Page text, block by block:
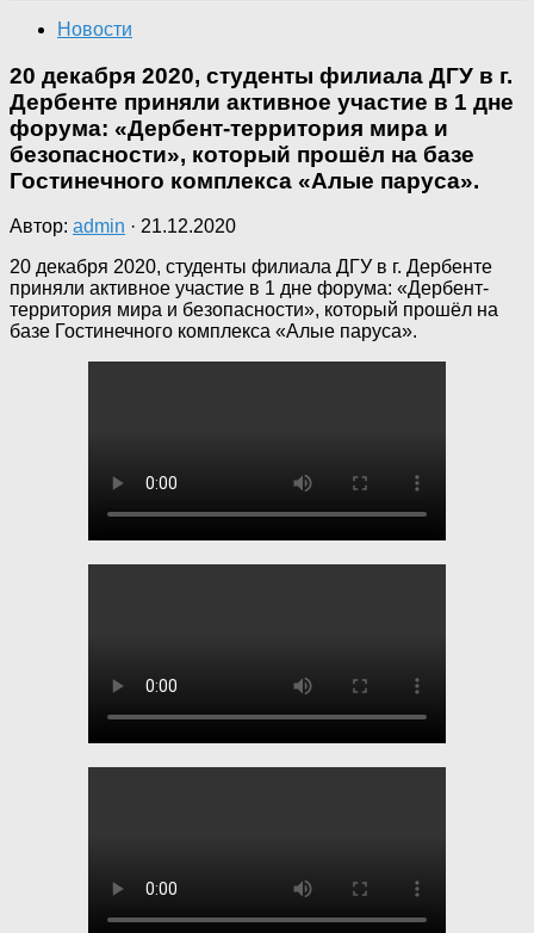
Новости
20 декабря 2020, студенты филиала ДГУ в г.
Дербенте приняли активное участие в 1 дне
форума: «Дербент-территория мира и
безопасности», который прошёл на базе
Гостинечного комплекса «Алые паруса».
Автор: admin · 21.12.2020
20 декабря 2020, студенты филиала ДГУ в г. Дербенте
приняли активное участие в 1 дне форума: «Дербент-
территория мира и безопасности», который прошёл на
базе Гостинечного комплекса «Алые паруса».